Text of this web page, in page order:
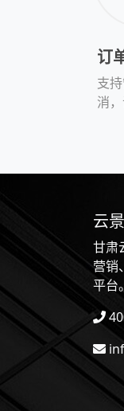
订
支
消
云
甘肃
营销
平台。